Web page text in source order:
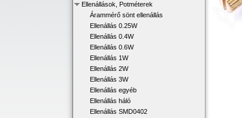
Ellenállások, Potméterek
Árammérő sönt ellenállás
Ellenállás 0.25W
Ellenállás 0.4W
Ellenállás 0.6W
Ellenállás 1W
Ellenállás 2W
Ellenállás 3W
Ellenállás egyéb
Ellenállás háló
Ellenállás SMD0402